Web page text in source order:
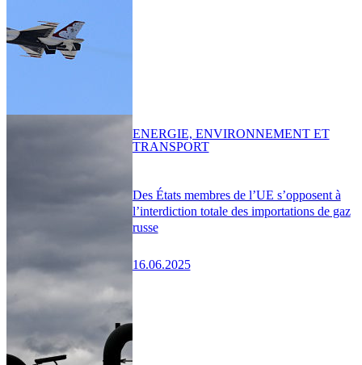
Des États membres de l’UE s’opposent à
l’interdiction totale des importations de gaz
russe
16.06.2025
ENERGIE, ENVIRONNEMENT ET
TRANSPORT